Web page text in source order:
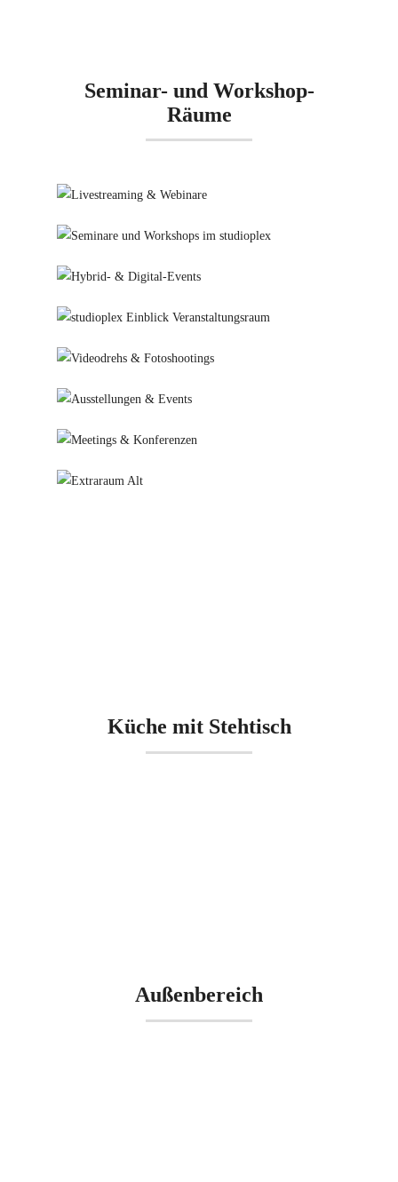
Seminar- und Workshop-
Räume
Küche mit Stehtisch
Außenbereich